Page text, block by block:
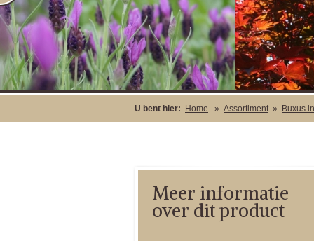
U bent hier: Home » Assortiment» Buxus
Meer informatie
over dit product